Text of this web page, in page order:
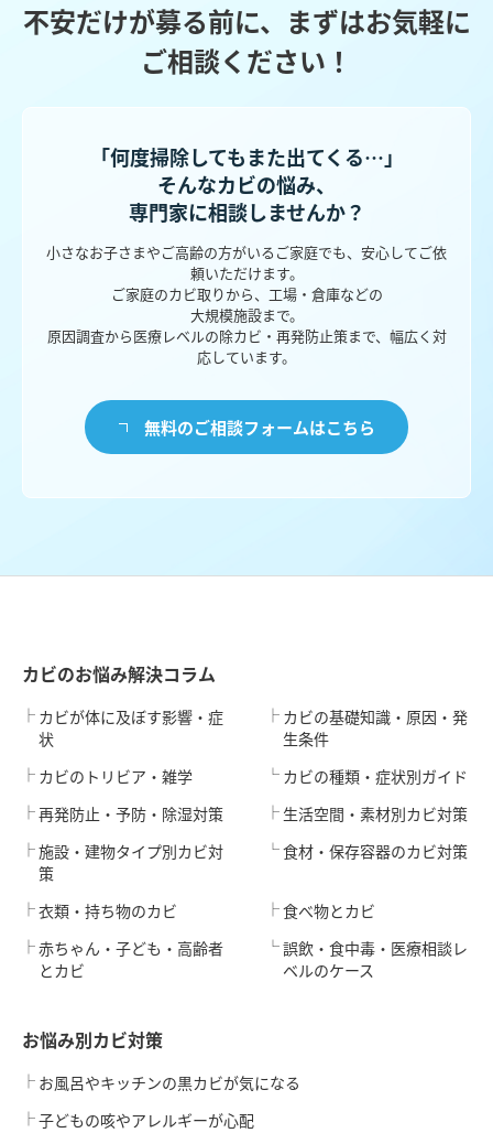
不安だけが募る前に、まずはお気軽に
ご相談ください！
「何度掃除してもまた出てくる…」
そんなカビの悩み、
専門家に相談しませんか？
小さなお子さまやご高齢の方がいるご家庭でも、安心してご依
頼いただけます。
ご家庭のカビ取りから、工場・倉庫などの
大規模施設まで。
原因調査から医療レベルの除カビ・再発防止策まで、幅広く対
応しています。
無料のご相談フォームはこちら
カビのお悩み解決コラム
カビが体に及ぼす影響・症
状
カビのトリビア・雑学
カビの基礎知識・原因・発
生条件
カビの種類・症状別ガイド
再発防止・予防・除湿対策
施設・建物タイプ別カビ対
策
生活空間・素材別カビ対策
食材・保存容器のカビ対策
衣類・持ち物のカビ
赤ちゃん・子ども・高齢者
とカビ
食べ物とカビ
誤飲・食中毒・医療相談レ
ベルのケース
お悩み別カビ対策
お風呂やキッチンの黒カビが気になる
子どもの咳やアレルギーが心配